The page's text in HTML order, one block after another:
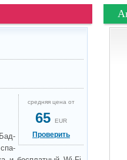
средняя цена от
65 EUR
Проверить